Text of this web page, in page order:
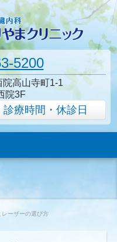
5200
高山寺町1-1
院3F
診療時間・休診日
レーザーの選び方